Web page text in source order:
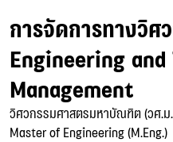
การจัดการทางวิศ
Engineering
Management
วิศวกรรมศาสตรมหาบัณฑิต (วศ.ม
Master of Engineering (M.Eng.)